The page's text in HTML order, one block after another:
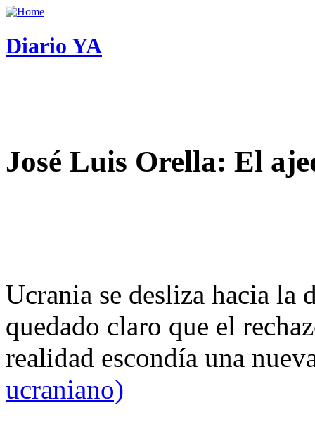
Diario YA
José Luis Orella: El
Ucrania se desliza hacia
quedado claro que el
realidad escondía una
ucraniano)